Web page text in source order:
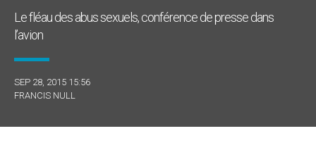
Le fléau des abus sexuels, conférence de presse dans
l’avion
SEP 28, 2015 15:56
FRANCIS NULL